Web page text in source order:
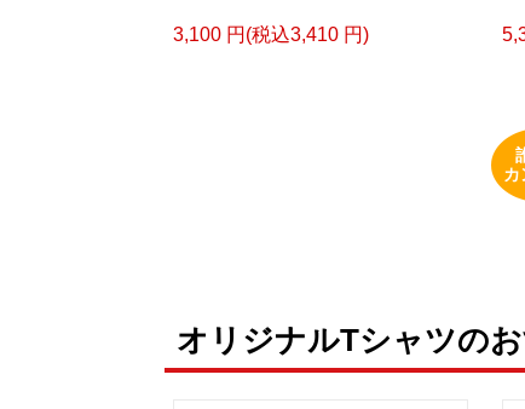
3,100 円(税込3,410 円)
カ
オリジナルTシャツの